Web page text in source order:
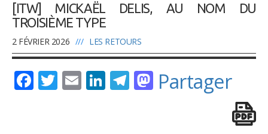
[ITW] MICKAËL DELIS, AU NOM DU
TROISIÈME TYPE
2 FÉVRIER 2026 /// LES RETOURS
Facebook
Twitter
EmailLinkedIn
Telegram
Mastodon
Partager